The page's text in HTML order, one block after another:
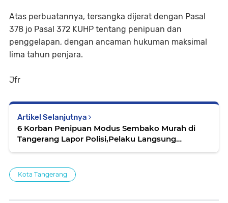
Atas perbuatannya, tersangka dijerat dengan Pasal
378 jo Pasal 372 KUHP tentang penipuan dan
penggelapan, dengan ancaman hukuman maksimal
lima tahun penjara.
Jfr
Artikel Selanjutnya
6 Korban Penipuan Modus Sembako Murah di
Tangerang Lapor Polisi,Pelaku Langsung
Kota Tangerang